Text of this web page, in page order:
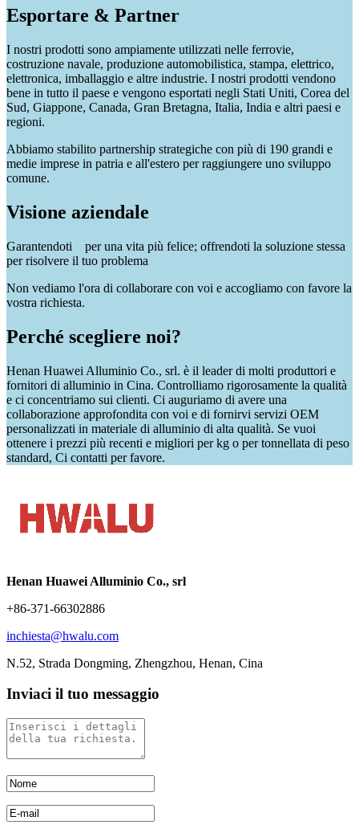
Esportare & Partner
I nostri prodotti sono ampiamente utilizzati nelle ferrovie,
costruzione navale, produzione automobilistica, stampa, elettrico,
elettronica, imballaggio e altre industrie. I nostri prodotti vendono
bene in tutto il paese e vengono esportati negli Stati Uniti, Corea del
Sud, Giappone, Canada, Gran Bretagna, Italia, India e altri paesi e
regioni.
Abbiamo stabilito partnership strategiche con più di 190 grandi e
medie imprese in patria e all'estero per raggiungere uno sviluppo
comune.
Visione aziendale
Garantendoti per una vita più felice; offrendoti la soluzione stessa
per risolvere il tuo problema
Non vediamo l'ora di collaborare con voi e accogliamo con favore la
vostra richiesta.
Perché scegliere noi?
Henan Huawei Alluminio Co., srl. è il leader di molti produttori e
fornitori di alluminio in Cina. Controlliamo rigorosamente la qualità
e ci concentriamo sui clienti. Ci auguriamo di avere una
collaborazione approfondita con voi e di fornirvi servizi OEM
personalizzati in materiale di alluminio di alta qualità. Se vuoi
ottenere i prezzi più recenti e migliori per kg o per tonnellata di peso
standard, Ci contatti per favore.
Henan Huawei Alluminio Co., srl
+86-371-66302886
inchiesta@hwalu.com
N.52, Strada Dongming, Zhengzhou, Henan, Cina
Inviaci il tuo messaggio